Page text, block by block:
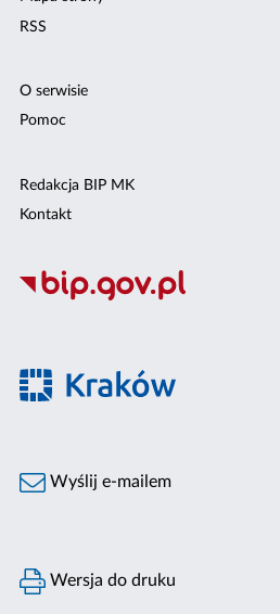
RSS
O serwisie
Pomoc
Redakcja BIP MK
Kontakt
Wyślij e-mailem
Wersja do druku